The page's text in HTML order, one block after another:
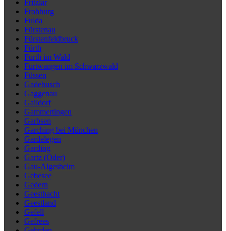
Fritzlar
Frohburg
Fulda
Fürstenau
Fürstenfeldbruck
Fürth
Furth im Wald
Furtwangen im Schwarzwald
Füssen
Gadebusch
Gaggenau
Gaildorf
Gammertingen
Garbsen
Garching bei München
Gardelegen
Garding
Gartz (Oder)
Gau-Algesheim
Gebesee
Gedern
Geesthacht
Geestland
Gefell
Gefrees